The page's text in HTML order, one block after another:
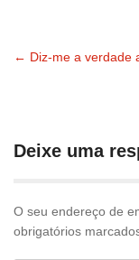
← Diz-me a verdade
Deixe uma
O seu endereço de
obrigatórios